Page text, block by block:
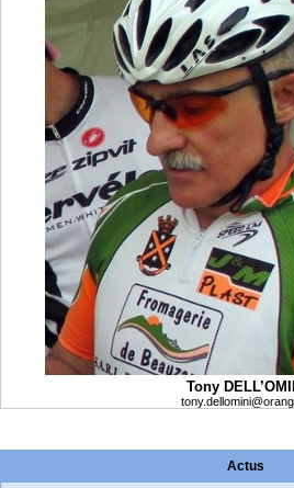
Tony
Actus